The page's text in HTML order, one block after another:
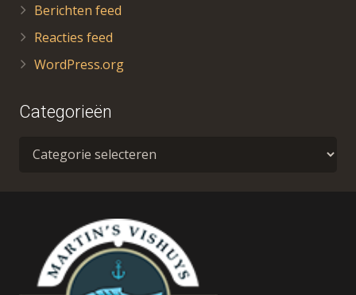
Berichten feed
Reacties feed
WordPress.org
Categorieën
Categorieën